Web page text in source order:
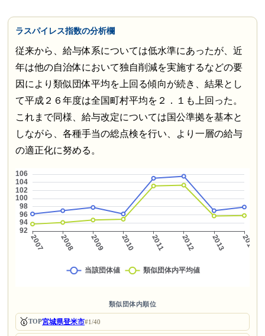
ラスパイレス指数の分析欄
従来から、給与体系については低水準にあったが、近
年は他の自治体において独自削減を実施するなどの要
因により類似団体平均を上回る傾向が続き、結果とし
て平成２６年度は全国町村平均を２．１も上回った。
これまで同様、給与改定については国公準拠を基本と
しながら、各種手当の総点検を行い、より一層の給与
の適正化に努める。
類似団体内順位
🥇TOP宮城県登米市#1/40